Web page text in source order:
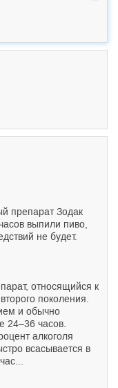
препарат Зодак
выпили пиво,
не будет.
относящийся к
поколения.
и обычно
24–36 часов.
алкоголя
всасывается в